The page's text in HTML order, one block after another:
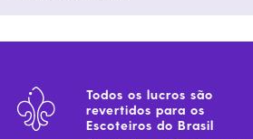
Todos os lucros são
revertidos para os
Escoteiros do Brasil